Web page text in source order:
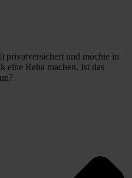
privatversichert und möchte in
Reha machen. Ist das